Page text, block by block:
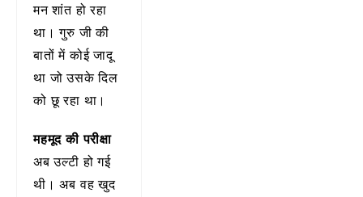
मन शांत हो रहा
था। गुरु जी की
बातों में कोई जादू
था जो उसके दिल
को छू रहा था।
महमूद की परीक्षा
अब उल्टी हो गई
थी। अब वह खुद